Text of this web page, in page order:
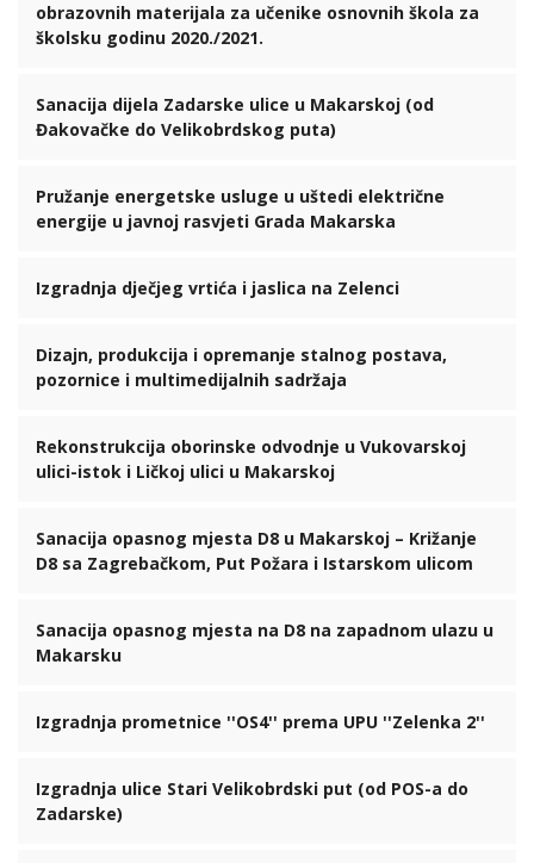
obrazovnih materijala za učenike osnovnih škola za
školsku godinu 2020./2021.
Sanacija dijela Zadarske ulice u Makarskoj (od
Đakovačke do Velikobrdskog puta)
Pružanje energetske usluge u uštedi električne
energije u javnoj rasvjeti Grada Makarska
Izgradnja dječjeg vrtića i jaslica na Zelenci
Dizajn, produkcija i opremanje stalnog postava,
pozornice i multimedijalnih sadržaja
Rekonstrukcija oborinske odvodnje u Vukovarskoj
ulici-istok i Ličkoj ulici u Makarskoj
Sanacija opasnog mjesta D8 u Makarskoj – Križanje
D8 sa Zagrebačkom, Put Požara i Istarskom ulicom
Sanacija opasnog mjesta na D8 na zapadnom ulazu u
Makarsku
Izgradnja prometnice ''OS4'' prema UPU ''Zelenka 2''
Izgradnja ulice Stari Velikobrdski put (od POS-a do
Zadarske)